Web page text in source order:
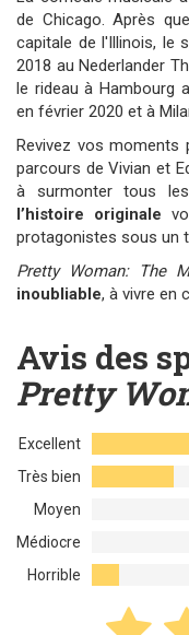
de Chicago. Après
capitale de l'Illinois, le
2018 au Nederlander
le rideau à Hambourg
en février 2020 et à
Revivez vos
parcours de Vivian et
à surmonter tous
l’histoire originale
protagonistes sous un
Pretty Woman: The
inoubliable, à vivre en
Avis des
Pretty
Excellent
Très bien
Moyen
Médiocre
Horrible